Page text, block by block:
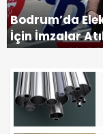
Bodrum’da
İçin İmzalar